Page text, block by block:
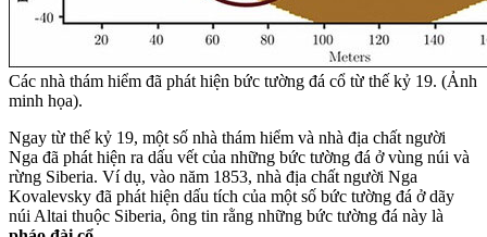
Các nhà thám hiểm đã phát hiện bức tường đá cổ từ thế kỷ 19. (Ảnh
minh họa).
Ngay từ thế kỷ 19, một số nhà thám hiểm và nhà địa chất người
Nga đã phát hiện ra dấu vết của những bức tường đá ở vùng núi và
rừng Siberia. Ví dụ, vào năm 1853, nhà địa chất người Nga
Kovalevsky đã phát hiện dấu tích của một số bức tường đá ở dãy
núi Altai thuộc Siberia, ông tin rằng những bức tường đá này là